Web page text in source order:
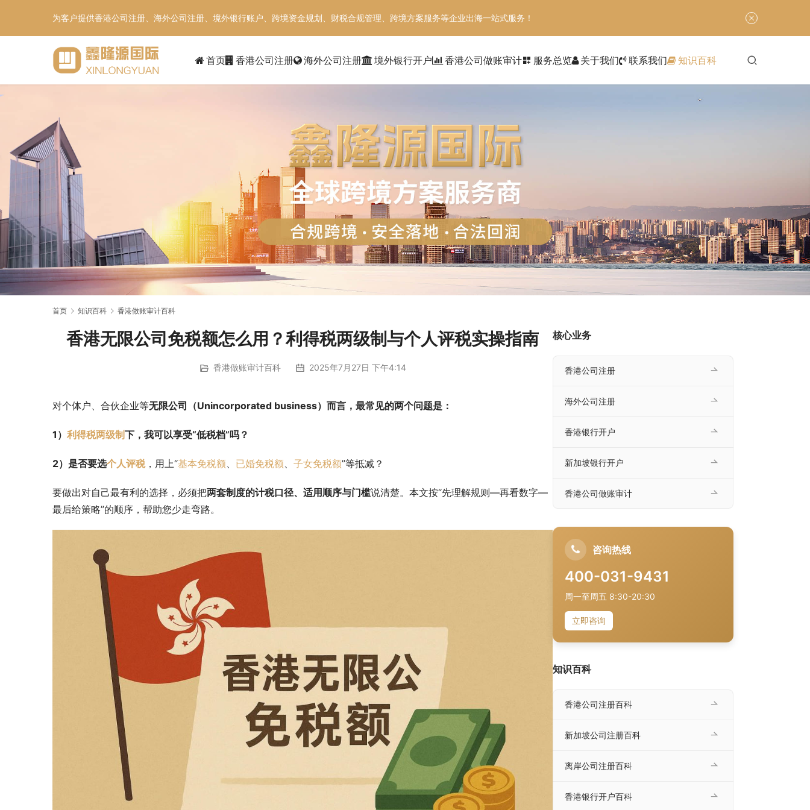
为客户提供香港公司注册、海外公司注册、境外银行账户、跨境资金规划、财税合规管理、跨境方案服务等企业出海一站式服务！
首页 香港公司注册 海外公司注册 境外银行开户 香港公司做账审计dashboard_customize 服务总览 关于我们 联系我们 知识百科
首页 知识百科 香港做账审计百科
香港无限公司免税额怎么用？利得税两级制与个人评税实操指南
香港做账审计百科 2025年7月27日 下午4:14
对个体户、合伙企业等无限公司（Unincorporated business）而言，最常见的两个问题是：
1） 利得税两级制下，我可以享受“低税档”吗？
2）是否要选个人评税，用上“基本免税额 已婚免税额 子女免税额”等抵减？
要做出对自己最有利的选择，必须把两套制度的计税口径、适用顺序与门槛说清楚。本文按“先理解规则—再看数字—
最后给策略”的顺序，帮助您少走弯路。
核心业务
香港公司注册
海外公司注册
香港银行开户
新加坡银行开户
香港公司做账审计
咨询热线
400-031-9431
周一至周五 8:30-20:30
立即咨询
知识百科
香港公司注册百科
新加坡公司注册百科
离岸公司注册百科
香港银行开户百科